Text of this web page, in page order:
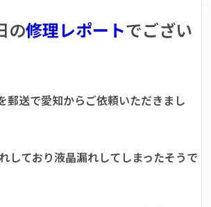
の修理レポートでござい
郵送で愛知からご依頼いただきまし
しており液晶漏れしてしまったそうで